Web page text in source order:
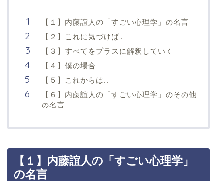
【１】内藤誼人の「すごい心理学」の名言
【２】これに気づけば…
【３】すべてをプラスに解釈していく
【４】僕の場合
【５】これからは…
【６】内藤誼人の「すごい心理学」のその他
の名言
【１】内藤誼人の「すごい心理学」
の名言